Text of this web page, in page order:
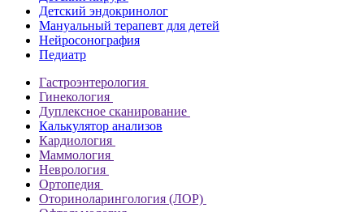
Детский эндокринолог
Мануальный терапевт для детей
Нейросонография
Педиатр
Гастроэнтерология
Гинекология
Дуплексное сканирование
Калькулятор анализов
Кардиология
Маммология
Неврология
Ортопедия
Оториноларингология (ЛОР)